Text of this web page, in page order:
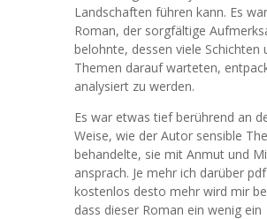
Landschaften führen kann. Es
Roman, der sorgfältige
belohnte, dessen viele Schichten
Themen darauf warteten,
analysiert zu werden.
Es war etwas tief berührend an
Weise, wie der Autor sensible
behandelte, sie mit Anmut und
ansprach. Je mehr ich darüber pdf
kostenlos desto mehr wird mir
dass dieser Roman ein wenig ein